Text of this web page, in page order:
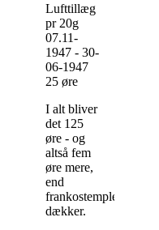
Lufttillæg
pr 20g
07.11-
1947 - 30-
06-1947
25 øre
I alt bliver
det 125
øre - og
altså fem
øre mere,
end
frankostemplet
dækker.